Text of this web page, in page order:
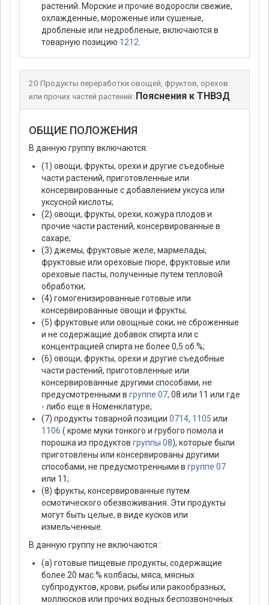
растений. Морские и прочие водоросли свежие,
охлажденные, мороженые или сушеные,
дробленые или недробленые, включаются в
товарную позицию 1212
20 Продукты переработки овощей, фруктов, орехов
или прочих частей растений: Пояснения к ТНВЭД
ОБЩИЕ ПОЛОЖЕНИЯ
В данную группу включаются:
(1) овощи, фрукты, орехи и другие съедобные
части растений, приготовленные или
консервированные с добавлением уксуса или
уксусной кислоты;
(2) овощи, фрукты, орехи, кожура плодов и
прочие части растений, консервированные в
сахаре;
(3) джемы, фруктовые желе, мармелады,
фруктовые или ореховые пюре, фруктовые или
ореховые пасты, полученные путем тепловой
обработки;
(4) гомогенизированные готовые или
консервированные овощи и фрукты;
(5) фруктовые или овощные соки, не сброженные
и не содержащие добавок спирта или с
концентрацией спирта не более 0,5 об.%;
(6) овощи, фрукты, орехи и другие съедобные
части растений, приготовленные или
консервированные другими способами, не
предусмотренными в группе 07, 08 или 11 или где
- либо еще в Номенклатуре;
(7) продукты товарной позиции 0714, 1105 или
1106 ( кроме муки тонкого и грубого помола и
порошка из продуктов группы 08), которые были
приготовлены или консервированы другими
способами, не предусмотренными в группе 07
или 11;
(8) фрукты, консервированные путем
осмотического обезвоживания. Эти продукты
могут быть целые, в виде кусков или
измельченные.
В данную группу не включаются :
(а) готовые пищевые продукты, содержащие
более 20 мас.% колбасы, мяса, мясных
субпродуктов, крови, рыбы или ракообразных,
моллюсков или прочих водных беспозвоночных